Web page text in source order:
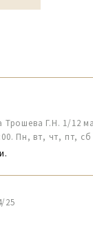
Г.Н. 1/12
Пн, вт, чт, пт, сб
25